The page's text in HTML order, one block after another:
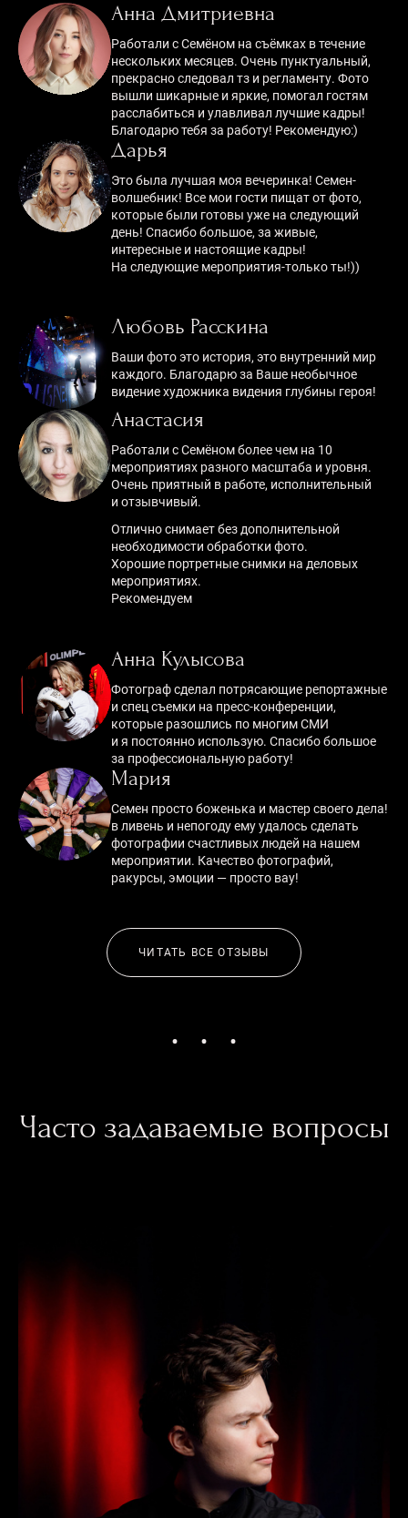
Анна Дмитриевна
Работали с Семёном на съёмках в течение
нескольких месяцев. Очень пунктуальный,
прекрасно следовал тз и регламенту. Фото
вышли шикарные и яркие, помогал гостям
расслабиться и улавливал лучшие кадры!
Благодарю тебя за работу! Рекомендую:)
Дарья
Это была лучшая моя вечеринка! Семен-
волшебник! Все мои гости пищат от фото,
которые были готовы уже на следующий
день! Спасибо большое, за живые,
интересные и настоящие кадры!
На следующие мероприятия-только ты!))
Любовь Расскина
Ваши фото это история, это внутренний мир
каждого. Благодарю за Ваше необычное
видение художника видения глубины героя!
Анастасия
Работали с Семёном более чем на 10
мероприятиях разного масштаба и уровня.
Очень приятный в работе, исполнительный
и отзывчивый.
Отлично снимает без дополнительной
необходимости обработки фото.
Хорошие портретные снимки на деловых
мероприятиях.
Рекомендуем
Анна Кулысова
Фотограф сделал потрясающие репортажные
и спец съемки на пресс-конференции,
которые разошлись по многим СМИ
и я постоянно использую. Спасибо большое
за профессиональную работу!
Мария
Семен просто боженька и мастер своего дела!
в ливень и непогоду ему удалось сделать
фотографии счастливых людей на нашем
мероприятии. Качество фотографий,
ракурсы, эмоции — просто вау!
ЧИТАТЬ ВСЕ ОТЗЫВЫ
Часто задаваемые вопросы